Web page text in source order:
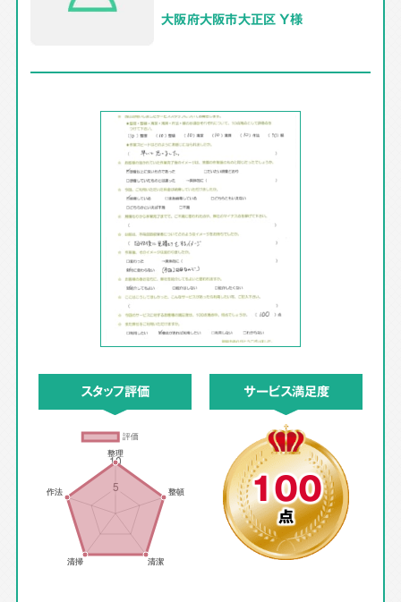
大阪府大阪市大正区 Y様
スタッフ評価 サービス満足度
100
点